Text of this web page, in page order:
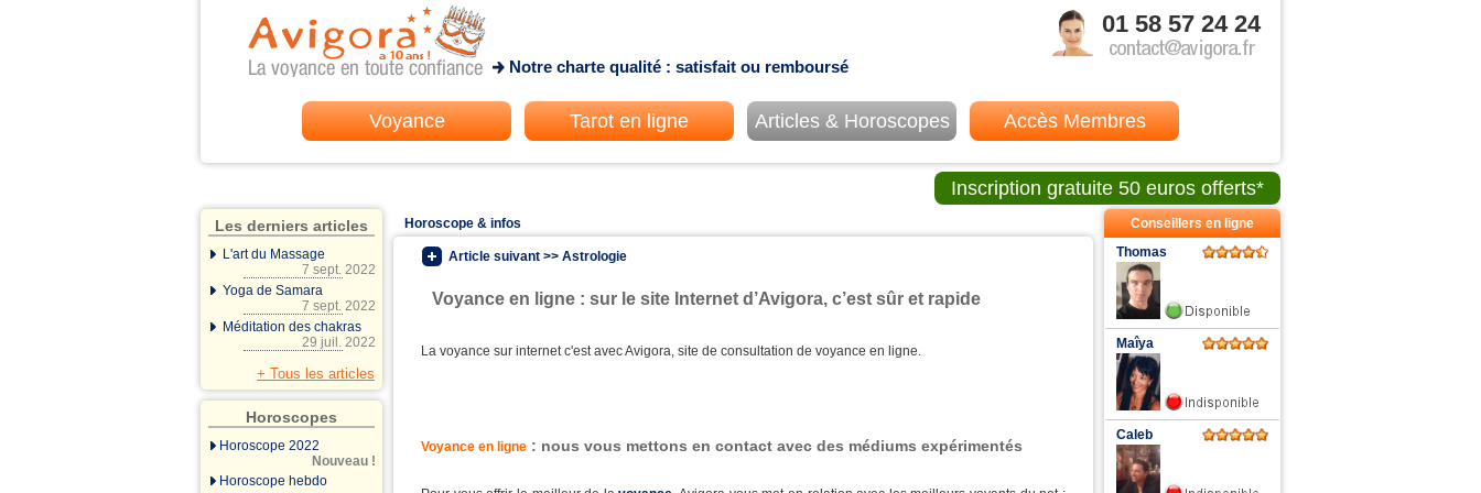
01 58 57 24 24
Notre charte qualité : satisfait ou remboursé
Voyance Tarot en ligne Articles & Horoscopes Accès Membres
Inscription gratuite 50 euros offerts*
Les derniers articles
L'art du Massage
7 sept. 2022
Yoga de Samara
7 sept. 2022
Méditation des chakras
29 juil. 2022
+ Tous les articles
Horoscopes
Horoscope 2022
Nouveau !
Horoscope hebdo
Horoscope & infos
Article suivant >> Astrologie
Voyance en ligne : sur le site Internet d’Avigora, c’est sûr et rapide
La voyance sur internet c'est avec Avigora, site de consultation de voyance en ligne.
Voyance en ligne : nous vous mettons en contact avec des médiums expérimentés
Conseillers en ligne
Thomas
Maîya
Caleb